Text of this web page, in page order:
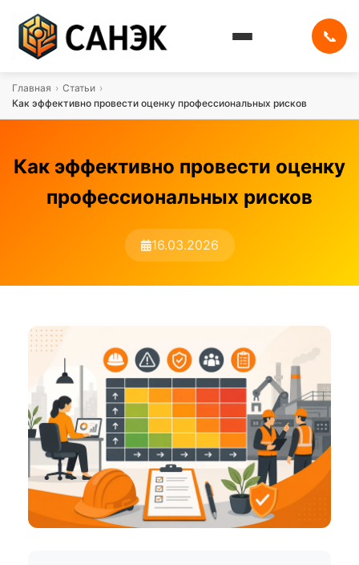
📞
Главная › Статьи ›
Как эффективно провести оценку профессиональных рисков
Как эффективно провести оценку
профессиональных рисков
16.03.2026